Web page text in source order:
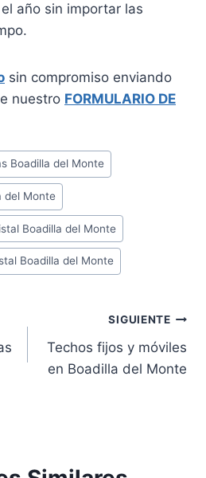
año sin importar las
sin compromiso enviando
nuestro FORMULARIO DE
Boadilla del Monte
del Monte
Boadilla del Monte
Boadilla del Monte
SIGUIENTE
Techos fijos y móviles
en Boadilla del Monte